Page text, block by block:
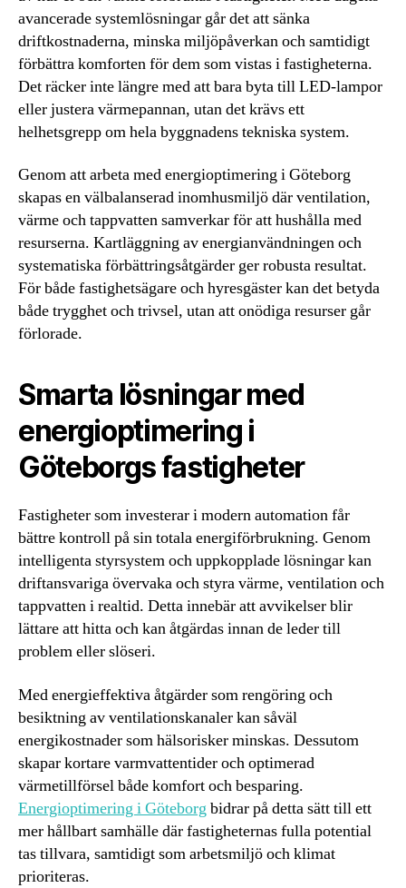
avancerade systemlösningar går det att sänka
driftkostnaderna, minska miljöpåverkan och samtidigt
förbättra komforten för dem som vistas i fastigheterna.
Det räcker inte längre med att bara byta till LED-lampor
eller justera värmepannan, utan det krävs ett
helhetsgrepp om hela byggnadens tekniska system.
Genom att arbeta med energioptimering i Göteborg
skapas en välbalanserad inomhusmiljö där ventilation,
värme och tappvatten samverkar för att hushålla med
resurserna. Kartläggning av energianvändningen och
systematiska förbättringsåtgärder ger robusta resultat.
För både fastighetsägare och hyresgäster kan det betyda
både trygghet och trivsel, utan att onödiga resurser går
förlorade.
Smarta lösningar med
energioptimering i
Göteborgs fastigheter
Fastigheter som investerar i modern automation får
bättre kontroll på sin totala energiförbrukning. Genom
intelligenta styrsystem och uppkopplade lösningar kan
driftansvariga övervaka och styra värme, ventilation och
tappvatten i realtid. Detta innebär att avvikelser blir
lättare att hitta och kan åtgärdas innan de leder till
problem eller slöseri.
Med energieffektiva åtgärder som rengöring och
besiktning av ventilationskanaler kan såväl
energikostnader som hälsorisker minskas. Dessutom
skapar kortare varmvattentider och optimerad
värmetillförsel både komfort och besparing.
Energioptimering i Göteborgbidrar på detta sätt till ett
mer hållbart samhälle där fastigheternas fulla potential
tas tillvara, samtidigt som arbetsmiljö och klimat
prioriteras.